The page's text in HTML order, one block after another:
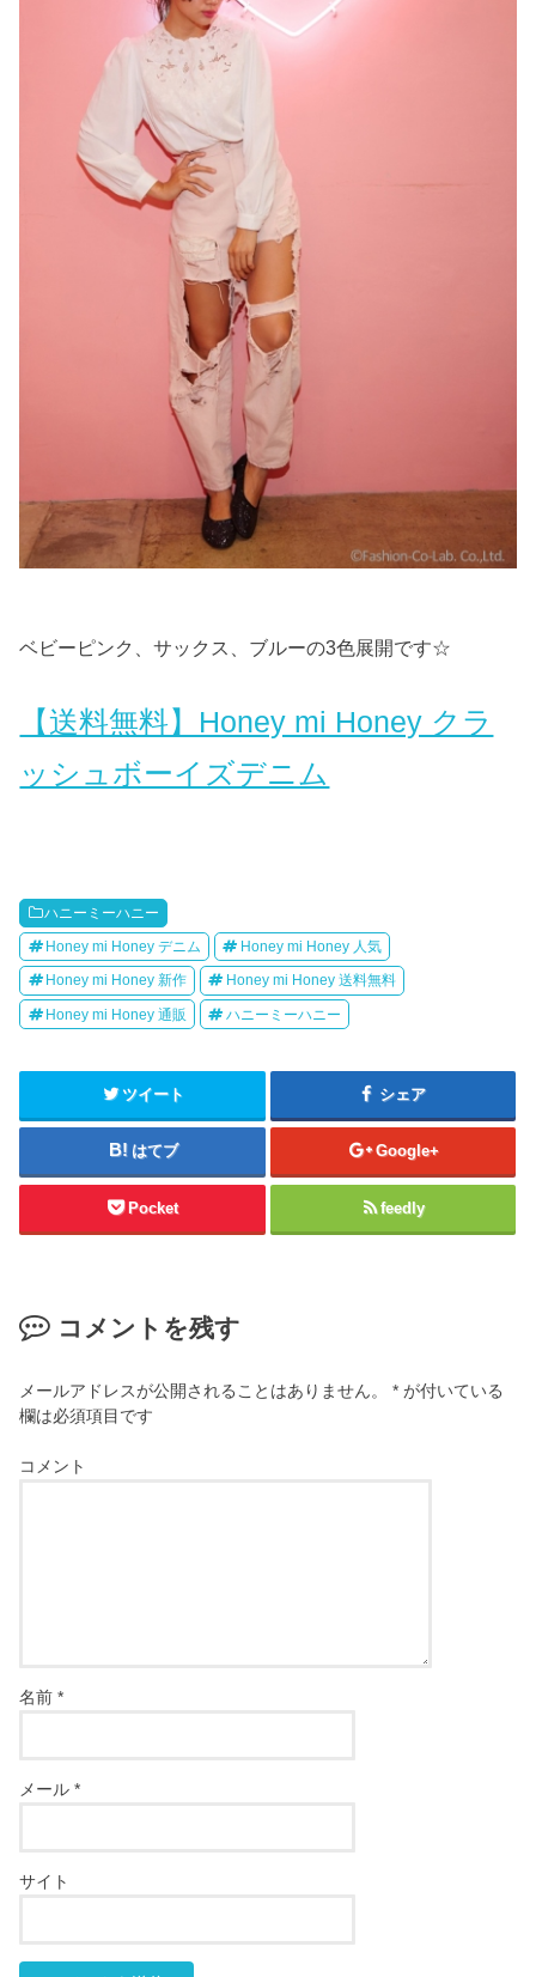
ベビーピンク、サックス、ブルーの3色展開です☆
【送料無料】Honey mi Honey クラ
ッシュボーイズデニム
ハニーミーハニー
Honey mi Honey デニム Honey mi Honey 人気
Honey mi Honey 新作 Honey mi Honey 送料無料
Honey mi Honey 通販 ハニーミーハニー
ツイート シェア
はてブ Google+
Pocket feedly
コメントを残す
メールアドレスが公開されることはありません。 * が付いている
欄は必須項目です
コメント
名前*
メール*
サイト